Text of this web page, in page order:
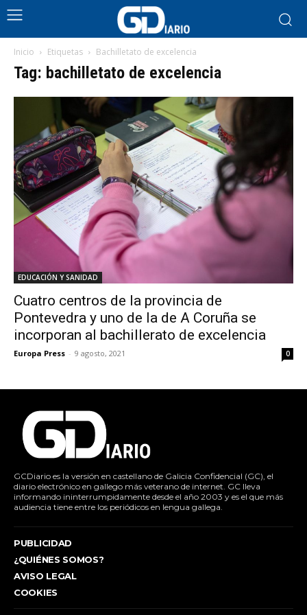
Inicio Etiquetas Bachilletato de excelencia
Tag: bachilletato de excelencia
EDUCACIÓN Y SANIDAD
Cuatro centros de la provincia de
Pontevedra y uno de la de A Coruña se
incorporan al bachillerato de excelencia
Europa Press - 9 agosto, 2021 0
GCDiario es la versión en castellano de Galicia Confidencial (GC), el
diario electrónico en gallego más veterano de internet. GC lleva
informando ininterrumpidamente desde el año 2003 y es el que más
audiencia tiene entre los periódicos en lengua gallega.
PUBLICIDAD
¿QUIÉNES SOMOS?
AVISO LEGAL
COOKIES